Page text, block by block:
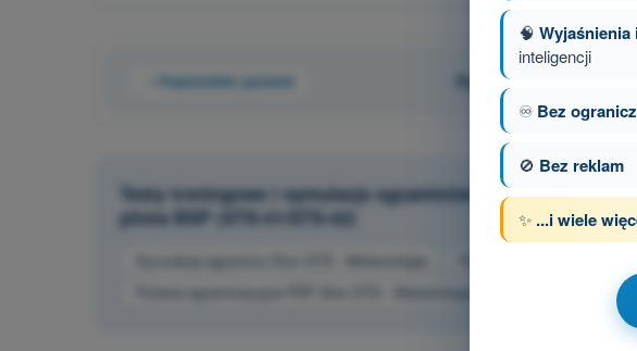
Poprzednie pytanie Pytanie 38 z 136
Testy treningowe i symulacje egzaminów z limitem
pilota BSP (STS-01/STS-02)
Symulacja egzaminu Dron STS - Meteorologia
Pytania egzaminacyjne PDF Dron STS - Meteorologia
🧠
inteligencji
♾️ Bez
🚫 Bez reklam
✨ ...i wiele